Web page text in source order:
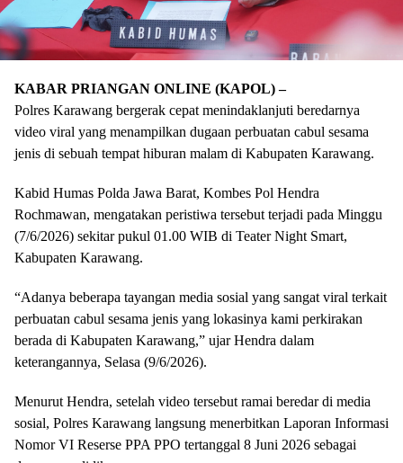
KABAR PRIANGAN ONLINE (KAPOL) –
Polres Karawang bergerak cepat menindaklanjuti beredarnya
video viral yang menampilkan dugaan perbuatan cabul sesama
jenis di sebuah tempat hiburan malam di Kabupaten Karawang.
Kabid Humas Polda Jawa Barat, Kombes Pol Hendra
Rochmawan, mengatakan peristiwa tersebut terjadi pada Minggu
(7/6/2026) sekitar pukul 01.00 WIB di Teater Night Smart,
Kabupaten Karawang.
“Adanya beberapa tayangan media sosial yang sangat viral terkait
perbuatan cabul sesama jenis yang lokasinya kami perkirakan
berada di Kabupaten Karawang,” ujar Hendra dalam
keterangannya, Selasa (9/6/2026).
Menurut Hendra, setelah video tersebut ramai beredar di media
sosial, Polres Karawang langsung menerbitkan Laporan Informasi
Nomor VI Reserse PPA PPO tertanggal 8 Juni 2026 sebagai